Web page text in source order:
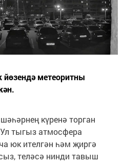
метеоритны
күренә торган
тыгыз атмосфера
юк ителгән һәм җиргә
теләсә нинди тавыш